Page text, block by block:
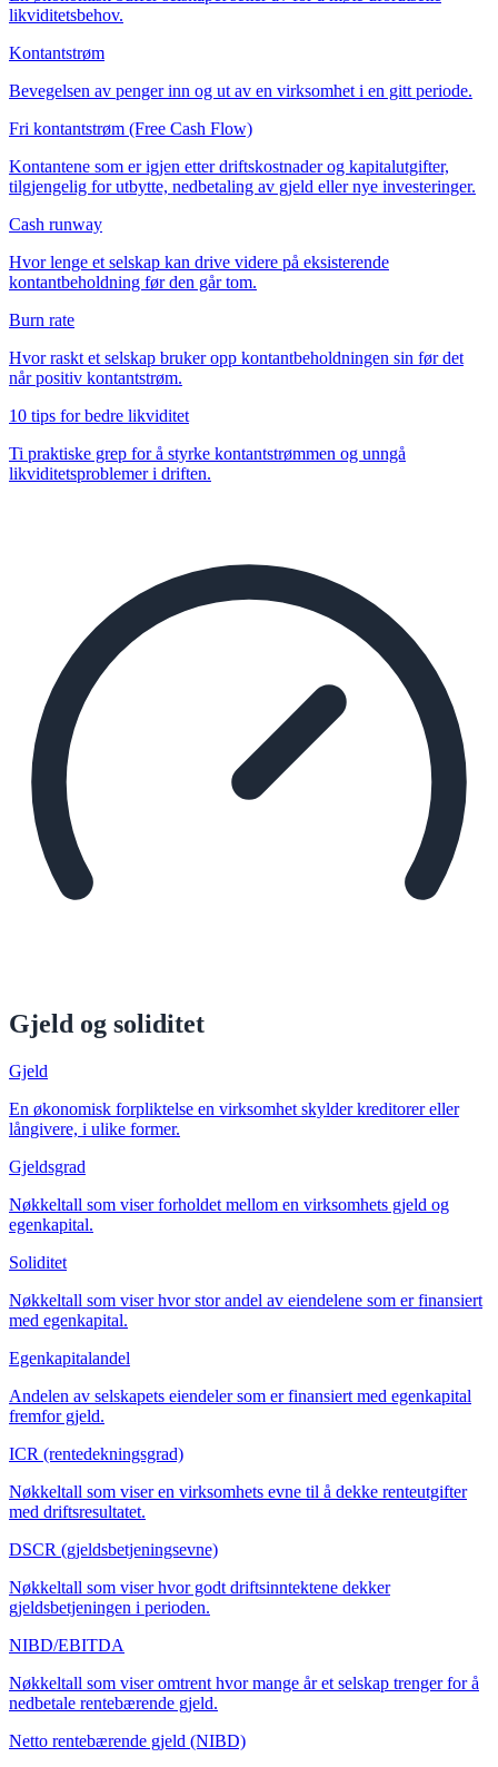
likviditetsbehov.
Kontantstrøm
Bevegelsen av penger inn og ut av en virksomhet i en gitt periode.
Fri kontantstrøm (Free Cash Flow)
Kontantene som er igjen etter driftskostnader og kapitalutgifter,
tilgjengelig for utbytte, nedbetaling av gjeld eller nye investeringer.
Cash runway
Hvor lenge et selskap kan drive videre på eksisterende
kontantbeholdning før den går tom.
Burn rate
Hvor raskt et selskap bruker opp kontantbeholdningen sin før det
når positiv kontantstrøm.
10 tips for bedre likviditet
Ti praktiske grep for å styrke kontantstrømmen og unngå
likviditetsproblemer i driften.
Gjeld og soliditet
Gjeld
En økonomisk forpliktelse en virksomhet skylder kreditorer eller
långivere, i ulike former.
Gjeldsgrad
Nøkkeltall som viser forholdet mellom en virksomhets gjeld og
egenkapital.
Soliditet
Nøkkeltall som viser hvor stor andel av eiendelene som er finansiert
med egenkapital.
Egenkapitalandel
Andelen av selskapets eiendeler som er finansiert med egenkapital
fremfor gjeld.
ICR (rentedekningsgrad)
Nøkkeltall som viser en virksomhets evne til å dekke renteutgifter
med driftsresultatet.
DSCR (gjeldsbetjeningsevne)
Nøkkeltall som viser hvor godt driftsinntektene dekker
gjeldsbetjeningen i perioden.
NIBD/EBITDA
Nøkkeltall som viser omtrent hvor mange år et selskap trenger for å
nedbetale rentebærende gjeld.
Netto rentebærende gjeld (NIBD)